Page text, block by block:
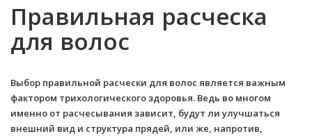
Правильная расческа
для волос
Выбор правильной расчески для волос является важным
фактором трихологического здоровья. Ведь во многом
именно от расчесывания зависит, будут ли улучшаться
внешний вид и структура прядей, или же, напротив,